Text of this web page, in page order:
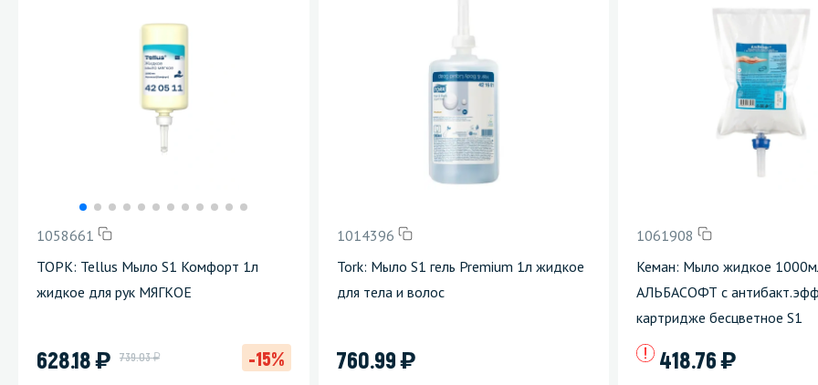
1058661
ТОРК: Tellus Мыло S1 Комфорт 1л
жидкое для рук МЯГКОЕ
628.18) 739.03у -15%
1014396
Tork: Мыло S1 гель Premium 1л жидкое
для тела и волос
760.99)
1061908
Кеман: Мыло жидкое
АЛЬБАСОФТ с
картридже бесцветное S1
418.76)